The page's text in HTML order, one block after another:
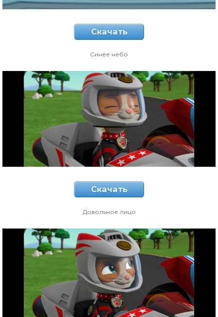
Скачать
Синее небо
Скачать
Довольное лицо